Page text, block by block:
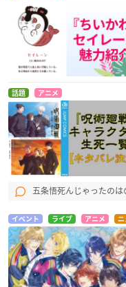
話題 アニメ
五条悟死んじゃったの
イベント ライブ アニメ ニ